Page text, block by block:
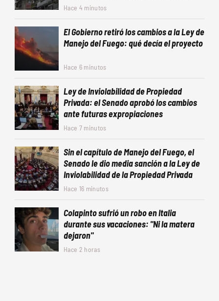
Hace 4 minutos
El Gobierno retiró los cambios a la Ley de
Manejo del Fuego: qué decía el proyecto
Hace 6 minutos
Ley de Inviolabilidad de Propiedad
Privada: el Senado aprobó los cambios
ante futuras expropiaciones
Hace 7 minutos
Sin el capítulo de Manejo del Fuego, el
Senado le dio media sanción a la Ley de
Inviolabilidad de la Propiedad Privada
Hace 16 minutos
Colapinto sufrió un robo en Italia
durante sus vacaciones: "Ni la matera
dejaron"
Hace 2 horas